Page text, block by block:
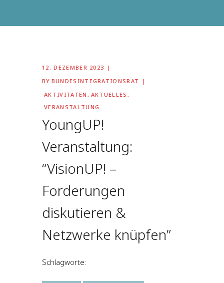
12. DEZEMBER 2023
BY BUNDESINTEGRATIONSRAT
AKTIVITÄTEN , AKTUELLES ,
VERANSTALTUNG
YoungUP!
Veranstaltung:
“VisionUP! –
Forderungen
diskutieren &
Netzwerke knüpfen”
Schlagworte: